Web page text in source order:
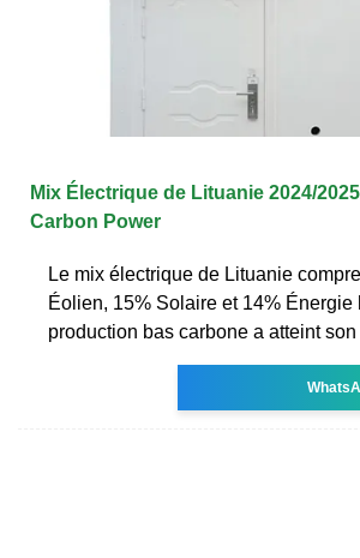
Mix Électrique de Lituanie 2024/
Carbon Power
Le mix électrique de Lituanie
Éolien, 15% Solaire et 14% Énergie
production bas carbone a atteint